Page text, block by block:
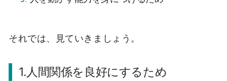
それでは、見ていきましょう。
1.人間関係を良好にするため